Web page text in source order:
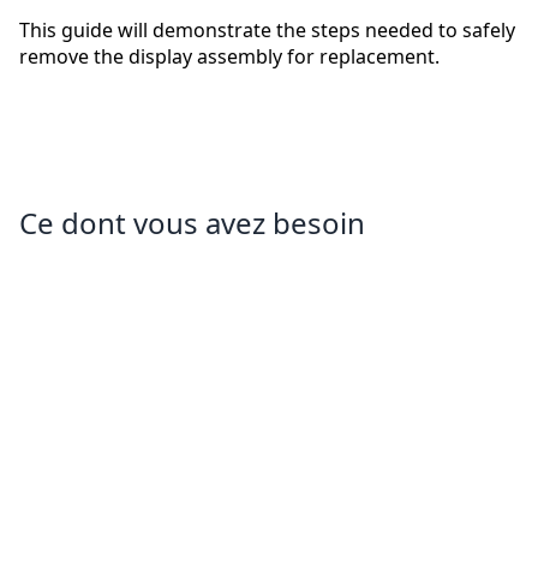
This guide will demonstrate the steps needed to safely
remove the display assembly for replacement.
Ce dont vous avez besoin